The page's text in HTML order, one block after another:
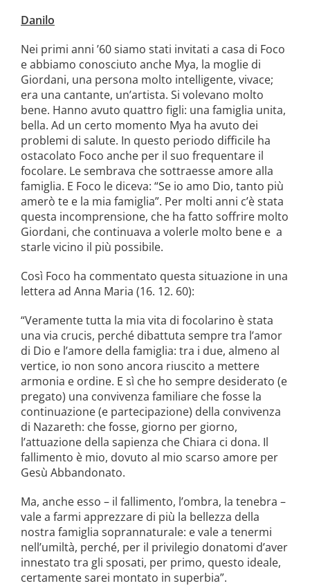
Danilo
Nei primi anni ’60 siamo stati invitati a casa di Foco
e abbiamo conosciuto anche Mya, la moglie di
Giordani, una persona molto intelligente, vivace;
era una cantante, un’artista. Si volevano molto
bene. Hanno avuto quattro figli: una famiglia unita,
bella. Ad un certo momento Mya ha avuto dei
problemi di salute. In questo periodo difficile ha
ostacolato Foco anche per il suo frequentare il
focolare. Le sembrava che sottraesse amore alla
famiglia. E Foco le diceva: “Se io amo Dio, tanto più
amerò te e la mia famiglia”. Per molti anni c’è stata
questa incomprensione, che ha fatto soffrire molto
Giordani, che continuava a volerle molto bene e a
starle vicino il più possibile.
Così Foco ha commentato questa situazione in una
lettera ad Anna Maria (16. 12. 60):
“Veramente tutta la mia vita di focolarino è stata
una via crucis, perché dibattuta sempre tra l’amor
di Dio e l’amore della famiglia: tra i due, almeno al
vertice, io non sono ancora riuscito a mettere
armonia e ordine. E sì che ho sempre desiderato (e
pregato) una convivenza familiare che fosse la
continuazione (e partecipazione) della convivenza
di Nazareth: che fosse, giorno per giorno,
l’attuazione della sapienza che Chiara ci dona. Il
fallimento è mio, dovuto al mio scarso amore per
Gesù Abbandonato.
Ma, anche esso – il fallimento, l’ombra, la tenebra –
vale a farmi apprezzare di più la bellezza della
nostra famiglia soprannaturale: e vale a tenermi
nell’umiltà, perché, per il privilegio donatomi d’aver
innestato tra gli sposati, per primo, questo ideale,
certamente sarei montato in superbia”.